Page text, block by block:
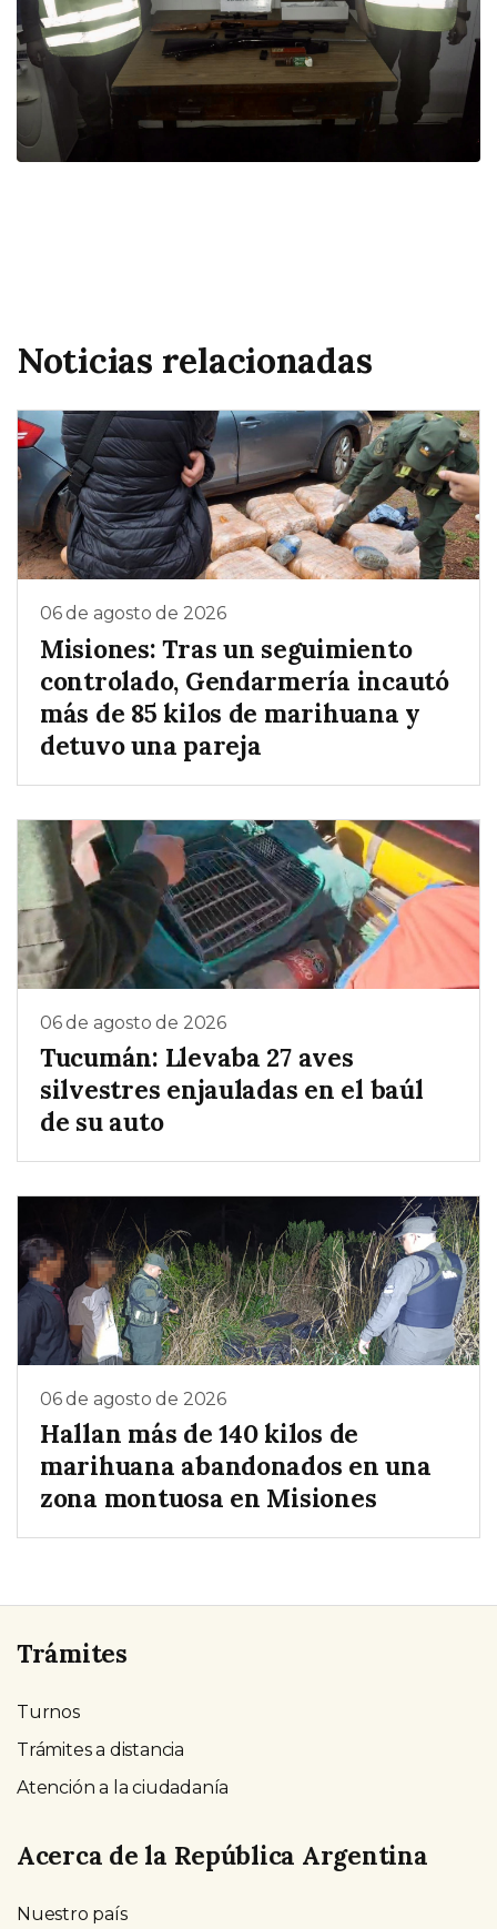
Noticias relacionadas
06 de agosto de 2026
Misiones: Tras un seguimiento
controlado, Gendarmería incautó
más de 85 kilos de marihuana y
detuvo una pareja
06 de agosto de 2026
Tucumán: Llevaba 27 aves
silvestres enjauladas en el baúl
de su auto
06 de agosto de 2026
Hallan más de 140 kilos de
marihuana abandonados en una
zona montuosa en Misiones
Trámites
Turnos
Trámites a distancia
Atención a la ciudadanía
Acerca de la República Argentina
Nuestro país